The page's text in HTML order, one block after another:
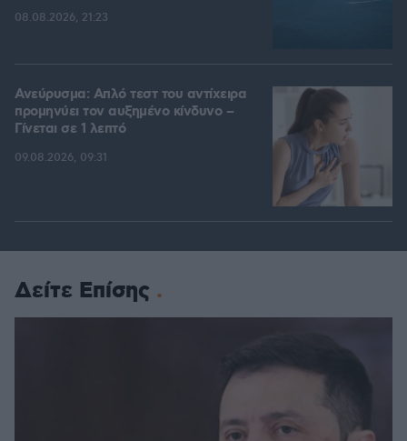
08.08.2026, 21:23
Ανεύρυσμα: Απλό τεστ του αντίχειρα
προμηνύει τον αυξημένο κίνδυνο –
Γίνεται σε 1 λεπτό
09.08.2026, 09:31
Δείτε Επίσης